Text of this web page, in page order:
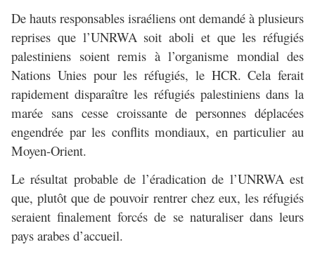
De hauts responsables israéliens ont demandé à plusieurs
reprises que l’UNRWA soit aboli et que les réfugiés
palestiniens soient remis à l’organisme mondial des
Nations Unies pour les réfugiés, le HCR. Cela ferait
rapidement disparaître les réfugiés palestiniens dans la
marée sans cesse croissante de personnes déplacées
engendrée par les conflits mondiaux, en particulier au
Moyen-Orient.
Le résultat probable de l’éradication de l’UNRWA est
que, plutôt que de pouvoir rentrer chez eux, les réfugiés
seraient finalement forcés de se naturaliser dans leurs
pays arabes d’accueil.